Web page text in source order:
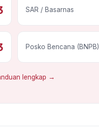
SAR / Basarnas
Posko Bencana (BNPB)
lengkap →